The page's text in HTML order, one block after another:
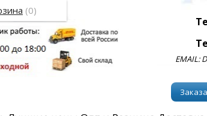
EMAIL:
(0)